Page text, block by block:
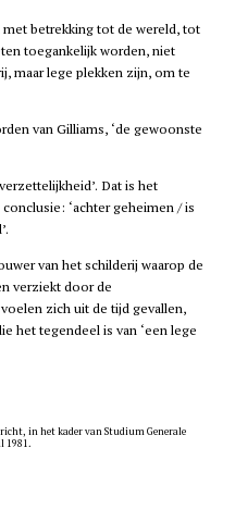
met betrekking tot de wereld, tot
toegankelijk worden, niet
maar lege plekken zijn, om te
van Gilliams, ‘de gewoonste
Dat is het
‘achter geheimen / is
van het schilderij waarop de
verziekt door de
zich uit de tijd gevallen,
het tegendeel is van ‘een lege
in het kader van Studium Generale
1981.